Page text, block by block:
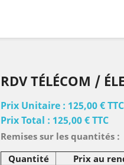
RDV TÉLÉCOM /
Prix Unitaire : 125,00 €TTC
Prix Total : 125,00 €TTC
Remises sur les quantités :
Quantité
Prix au